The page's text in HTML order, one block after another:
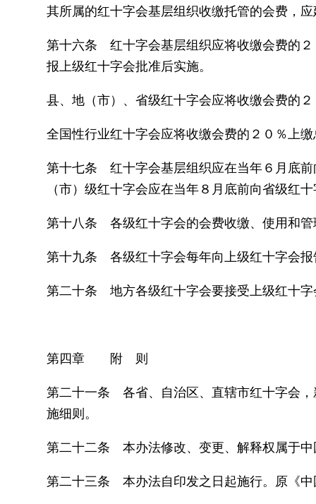
其所属的红十字会基层组织收缴托管的会费，
第十六条 红十字会基层组织应将收缴会费的２
报上级红十字会批准后实施。
县、地（市）、省级红十字会应将收缴会费的
全国性行业红十字会应将收缴会费的２０％上
第十七条 红十字会基层组织应在当年６月底前
（市）级红十字会应在当年８月底前向省级红
第十八条 各级红十字会的会费收缴、使用和
第十九条 各级红十字会每年向上级红十字会
第二十条 地方各级红十字会要接受上级红十
第四章 附 则
第二十一条 各省、自治区、直辖市红十字会，
施细则。
第二十二条 本办法修改、变更、解释权属于中
第二十三条 本办法自印发之日起施行。原《